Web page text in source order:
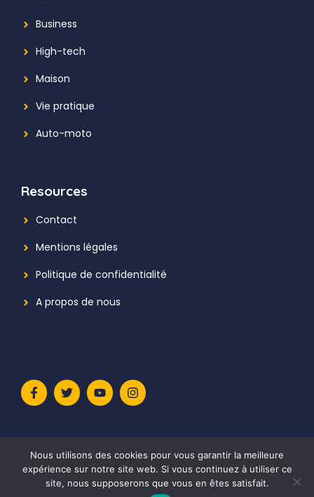
Business
High-tech
Maison
Vie pratique
Auto-moto
Resources
Contact
Mentions légales
Politique de confidentialité
A propos de nous
Nous utilisons des cookies pour vous garantir la meilleure
expérience sur notre site web. Si vous continuez à utiliser ce
site, nous supposerons que vous en êtes satisfait.